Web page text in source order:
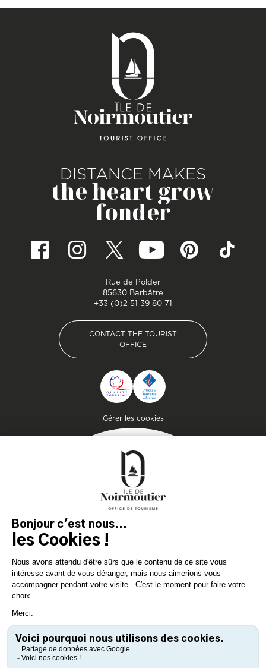
Gérer les cookies
Getaway
Plan your stay on the
island of genuine
experiences!
DOWNLOAD
DOWNLOAD
DISTANCE MAKES
the heart grow
fonder
Rue de Polder
85630 Barbâtre
+33 (0)2 51 39 80 71
CONTACT THE TOURIST
OFFICE
CONTACT THE TOURIST
OFFICE